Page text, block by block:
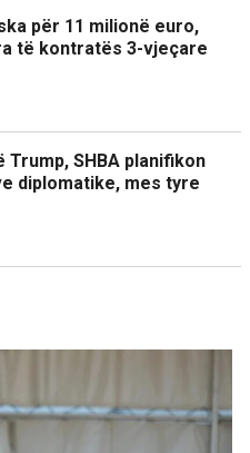
për 11 milionë euro,
të kontratës 3-vjeçare
SHBA planifikon
diplomatike, mes tyre